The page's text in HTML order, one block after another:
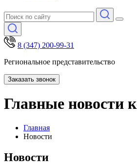
8 (347) 200-99-31
Региональное представительство
Заказать звонок
Главные новости
Главная
Новости
Новости